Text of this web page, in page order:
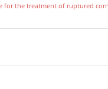
for the treatment of ruptured